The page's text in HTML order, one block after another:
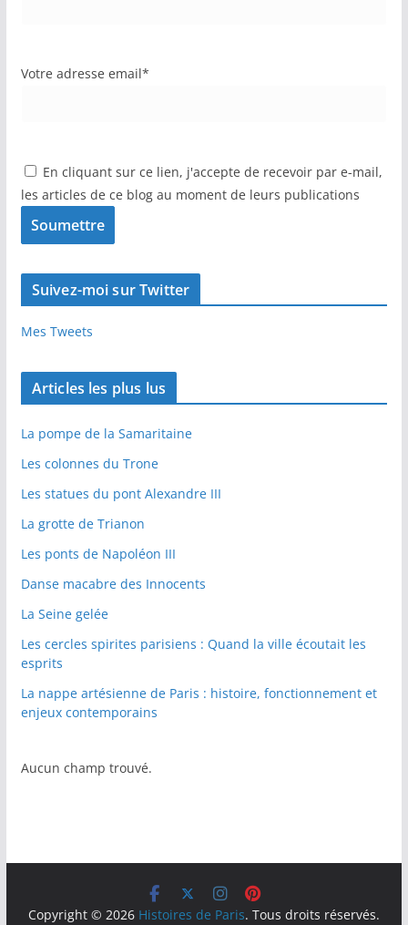
Votre adresse email*
En cliquant sur ce lien, j'accepte de recevoir par e-mail,
les articles de ce blog au moment de leurs publications
Suivez-moi sur Twitter
Mes Tweets
Articles les plus lus
La pompe de la Samaritaine
Les colonnes du Trone
Les statues du pont Alexandre III
La grotte de Trianon
Les ponts de Napoléon III
Danse macabre des Innocents
La Seine gelée
Les cercles spirites parisiens : Quand la ville écoutait les
esprits
La nappe artésienne de Paris : histoire, fonctionnement et
enjeux contemporains
Aucun champ trouvé.
Copyright © 2026 Histoires de Paris. Tous droits réservés.